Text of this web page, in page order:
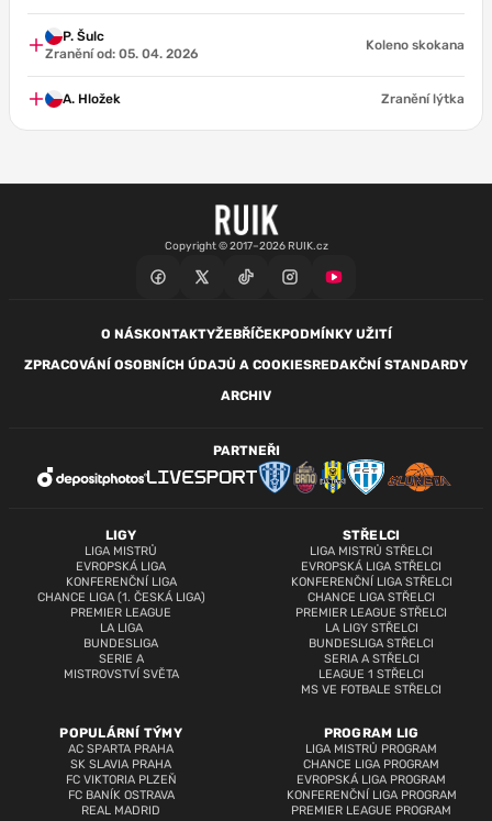
P. Šulc
Zranění od: 05. 04. 2026
Koleno skokana
A. Hložek Zranění lýtka
Copyright © 2017–2026 RUIK.cz
O NÁSKONTAKTYŽEBŘÍČEKPODMÍNKY UŽITÍ
ZPRACOVÁNÍ OSOBNÍCH ÚDAJŮ A COOKIESREDAKČNÍ STANDARDY
ARCHIV
LIGY
LIGA MISTRŮ
EVROPSKÁ LIGA
KONFERENČNÍ LIGA
CHANCE LIGA (1. ČESKÁ LIGA)
PREMIER LEAGUE
LA LIGA
BUNDESLIGA
SERIE A
MISTROVSTVÍ SVĚTA
STŘELCI
LIGA MISTRŮ STŘELCI
EVROPSKÁ LIGA STŘELCI
KONFERENČNÍ LIGA STŘELCI
CHANCE LIGA STŘELCI
PREMIER LEAGUE STŘELCI
LA LIGY STŘELCI
BUNDESLIGA STŘELCI
SERIA A STŘELCI
LEAGUE 1 STŘELCI
MS VE FOTBALE STŘELCI
POPULÁRNÍ TÝMY
AC SPARTA PRAHA
SK SLAVIA PRAHA
FC VIKTORIA PLZEŇ
FC BANÍK OSTRAVA
REAL MADRID
PROGRAM LIG
LIGA MISTRŮ PROGRAM
CHANCE LIGA PROGRAM
EVROPSKÁ LIGA PROGRAM
KONFERENČNÍ LIGA PROGRAM
PREMIER LEAGUE PROGRAM
PARTNEŘI